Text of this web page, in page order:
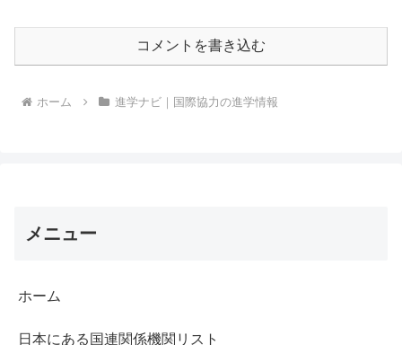
コメントを書き込む
ホーム 進学ナビ｜国際協力の進学情報
メニュー
ホーム
日本にある国連関係機関リスト